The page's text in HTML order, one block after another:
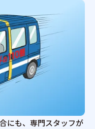
にも、専門スタッフが